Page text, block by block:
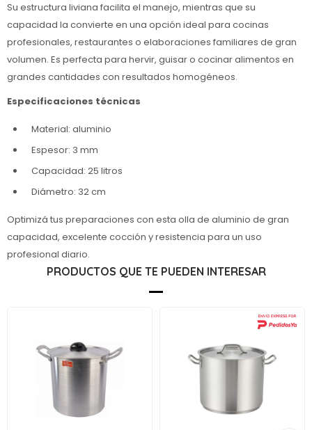
Su estructura liviana facilita el manejo, mientras que su
capacidad la convierte en una opción ideal para cocinas
profesionales, restaurantes o elaboraciones familiares de gran
volumen. Es perfecta para hervir, guisar o cocinar alimentos en
grandes cantidades con resultados homogéneos.
Especificaciones técnicas
Material: aluminio
Espesor: 3 mm
Capacidad: 25 litros
Diámetro: 32 cm
Optimizá tus preparaciones con esta olla de aluminio de gran
capacidad, excelente cocción y resistencia para un uso
profesional diario.
PRODUCTOS QUE TE PUEDEN INTERESAR